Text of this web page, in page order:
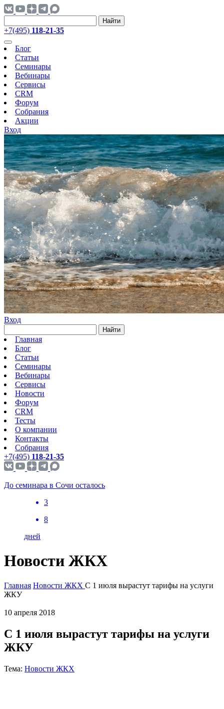
Найти
+7(495) 118-21-35
Блог
Статьи
Семинары
Вебинары
Сервисы
CRM
Форум
Собрания
Акции
Вход
Вход
Найти
Главная
Блог
Статьи
Семинары
Вебинары
Сервисы
Новости
Форум
CRM
Тесты
О компании
Контакты
Собрания
+7(495) 118-21-35
До семинара в Сочи осталось
3
8
дней
Новости ЖКХ
Главная Новости ЖКХ С 1 июля вырастут тарифы на услуги
ЖКУ
10 апреля 2018
С 1 июля вырастут тарифы на услуги
ЖКУ
Тема: Новости ЖКХ